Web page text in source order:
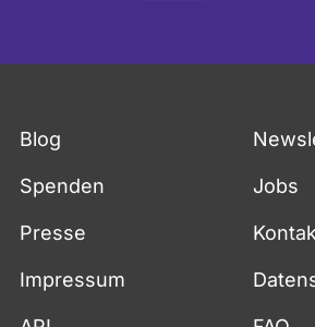
Blog
Spenden Jobs
Presse
Impressum